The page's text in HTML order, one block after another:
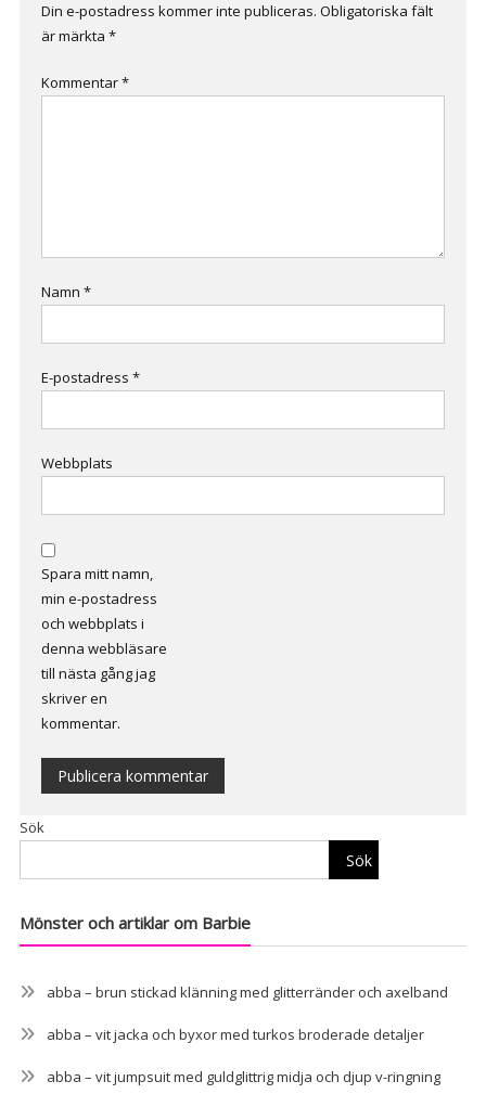
Din e-postadress kommer inte publiceras. Obligatoriska fält
är märkta *
Kommentar*
Namn *
E-postadress *
Webbplats
Spara mitt namn,
min e-postadress
och webbplats i
denna webbläsare
till nästa gång jag
skriver en
kommentar.
Sök
Sök
Mönster och artiklar om Barbie
abba – brun stickad klänning med glitterränder och axelband
abba – vit jacka och byxor med turkos broderade detaljer
abba – vit jumpsuit med guldglittrig midja och djup v-ringning